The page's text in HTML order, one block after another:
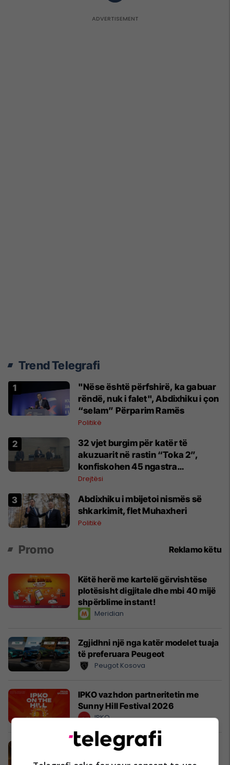
Trend Telegrafi
"Nëse është përfshirë, ka gabuar
rëndë, nuk i falet", Abdixhiku i çon
“selam” Përparim Ramës
Politikë
32 vjet burgim për katër të
akuzuarit në rastin “Toka 2”,
konfiskohen 45 ngastra
kadastrale
Drejtësi
Abdixhiku i mbijetoi nismës së
shkarkimit, flet Muhaxheri
Politikë
Promo Reklamo këtu
Këtë herë me kartelë gërvishtëse
plotësisht digjitale dhe mbi 40 mijë
shpërblime instant!
Meridian
Zgjidhni një nga katër modelet tuaja
të preferuara Peugeot
Peugot Kosova
IPKO vazhdon partneritetin me
Sunny Hill Festival 2026
IPKO
EXPO DIASPORA 2026 mbahet më